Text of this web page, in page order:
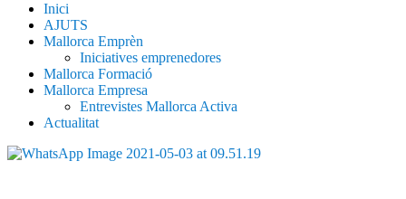
Inici
AJUTS
Mallorca Emprèn
Iniciatives emprenedores
Mallorca Formació
Mallorca Empresa
Entrevistes Mallorca Activa
Actualitat